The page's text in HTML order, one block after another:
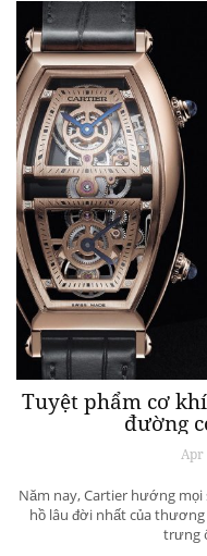
Tuyệt phẩm cơ
đường
Apr
Năm nay, Cartier hướng
hồ lâu đời nhất của
trưng